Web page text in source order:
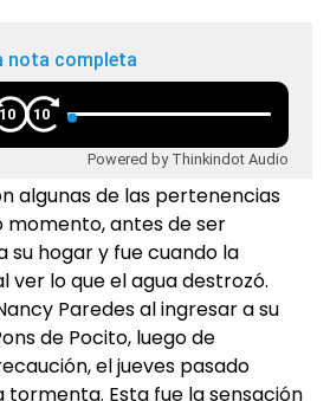
nota completa
10 10
Powered by Thinkindot Audio
algunas de las pertenencias
antes de ser
su hogar y fue cuando la
ver lo que el agua destrozó.
Paredes al ingresar a su
de Pocito, luego de
el jueves pasado
tormenta. Esta fue la sensación